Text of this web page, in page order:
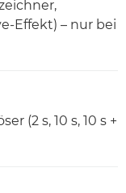
Effekt) – nur bei
(2 s, 10 s, 10 s +